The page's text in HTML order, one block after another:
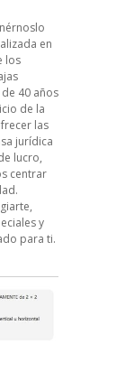
en
los
40 años
de la
las
jurídica
lucro,
centrar
y
para ti.